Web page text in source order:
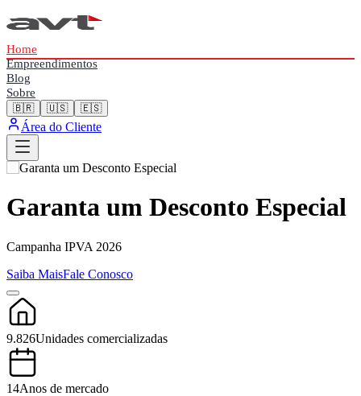
Home
Empreendimentos
Blog
Sobre
🇧🇷 🇺🇸 🇪🇸
Área do Cliente
Garanta um Desconto Especial
Campanha IPVA 2026
Saiba MaisFale Conosco
9.826Unidades comercializadas
14Anos de mercado